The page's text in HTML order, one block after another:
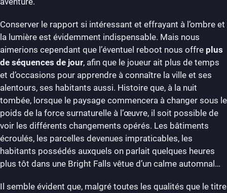
Conserver le rapport si intéressant et effrayant à l’ombre et
la lumière est évidemment indispensable. Mais nous
aimerions cependant que l’éventuel reboot nous offre plus
de séquences de jour, afin que le joueur ait plus de temps
et d’occasions pour apprendre à connaître la ville et ses
alentours, ses habitants aussi. Histoire que, à la nuit
tombée, lorsque le paysage commencera à changer sous le
poids de la force surnaturelle à l’œuvre, il soit possible de
voir les différents changements opérés. Les bâtiments
écroulés, les parcelles devenues impraticables, les
habitants possédés auxquels on parlait quelques heures
plus tôt dans une Bright Falls vêtue d’un calme automnal…
Il semble évident que, malgré toutes les qualités que le titre